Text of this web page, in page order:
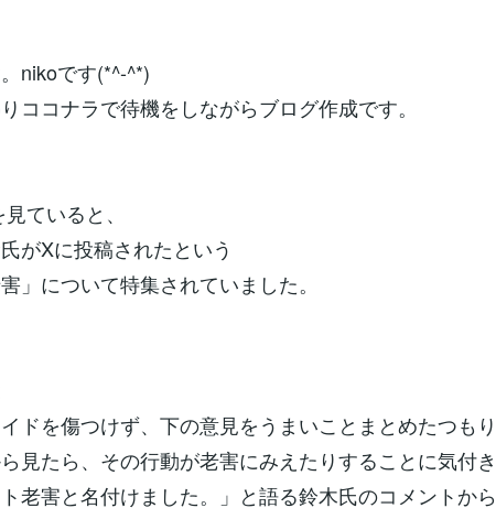
nikoです(*^-^*)
ココナラで待機をしながらブログ作成です。
ていると、
がXに投稿されたという
」について特集されていました。
イドを傷つけず、下の意見をうまいことまとめたつもり
見たら、その行動が老害にみえたりすることに気付き
老害と名付けました。」と語る鈴木氏のコメントから